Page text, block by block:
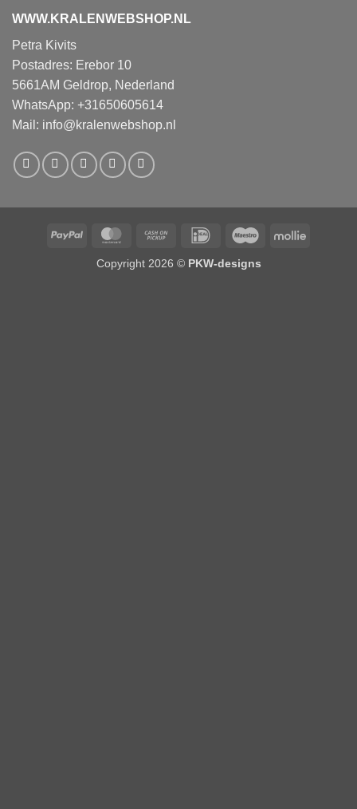
WWW.KRALENWEBSHOP.NL
Petra Kivits
Postadres: Erebor 10
5661AM Geldrop, Nederland
WhatsApp: +31650605614
Mail: info@kralenwebshop.nl
PayPal MasterCardCash
Pickup
IDeal Maestro Mollie
Copyright 2026 © PKW-designs